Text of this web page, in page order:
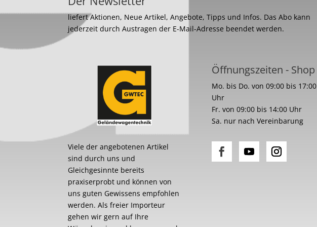
liefert Aktionen, Neue Artikel, Angebote, Tipps und Infos. Das Abo kann
jederzeit durch Austragen der E-Mail-Adresse beendet werden.
Viele der angebotenen Artikel
sind durch uns und
Gleichgesinnte bereits
praxiserprobt und können von
uns guten Gewissens empfohlen
werden. Als freier Importeur
gehen wir gern auf Ihre
Öffnungszeiten - Shop
Mo. bis Do. von 09:00 bis 17:00
Uhr
Fr. von 09:00 bis 14:00 Uhr
Sa. nur nach Vereinbarung